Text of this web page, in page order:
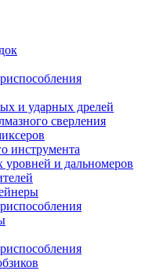
и ударных дрелей
сверления
инструмента
уровней и дальномеров